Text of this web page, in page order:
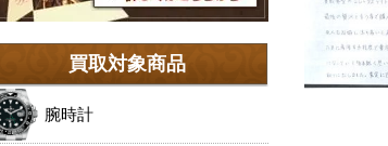
買取対象商品
腕時計